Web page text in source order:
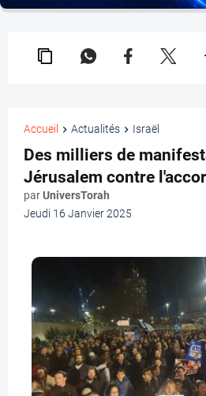
Accueil Actualités Israël
Des milliers de
Jérusalem contre
parUniversTorah
Jeudi 16 Janvier 2025